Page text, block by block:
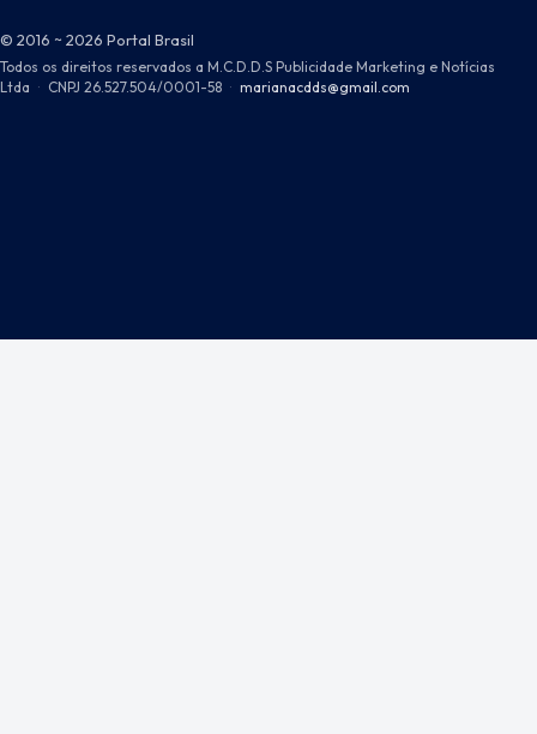
© 2016 ~ 2026 Portal Brasil
Todos os direitos reservados a M.C.D.D.S Publicidade Marketing e Notícias
Ltda · CNPJ 26.527.504/0001-58 · marianacdds@gmail.com